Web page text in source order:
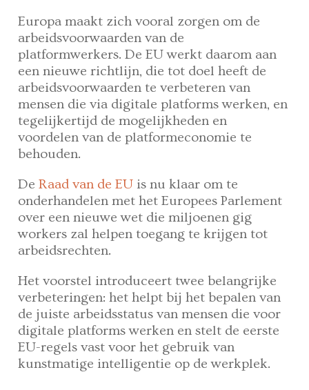
Europa maakt zich vooral zorgen om de
arbeidsvoorwaarden van de
platformwerkers. De EU werkt daarom aan
een nieuwe richtlijn, die tot doel heeft de
arbeids­voorwaarden te verbeteren van
mensen die via digitale platforms werken, en
tegelijkertijd de mogelijkheden en
voordelen van de platform­economie te
behouden.
DeRaad van de EU is nu klaar om te
onderhandelen met het Europees Parlement
over een nieuwe wet die miljoenen gig
workers zal helpen toegang te krijgen tot
arbeidsrechten.
Het voorstel introduceert twee belangrijke
verbeteringen: het helpt bij het bepalen van
de juiste arbeidsstatus van mensen die voor
digitale platforms werken en stelt de eerste
EU-regels vast voor het gebruik van
kunstmatige intelligentie op de werkplek.